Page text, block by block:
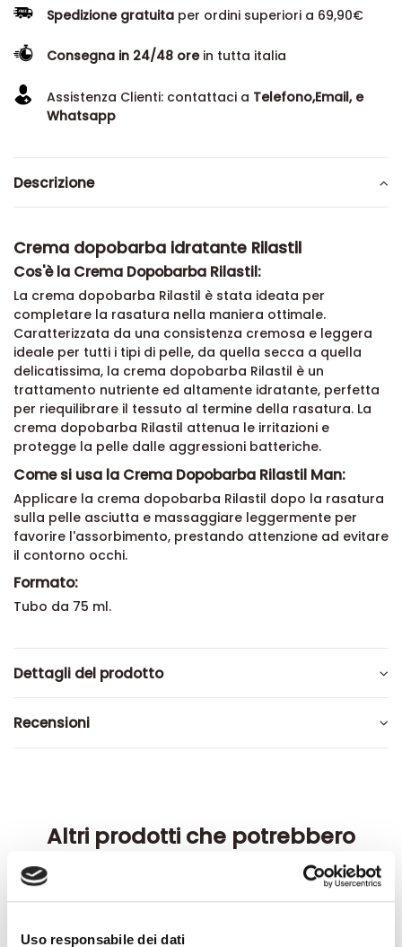
Uso responsabile dei dati
Spedizione gratuita per ordini superiori a 69,90€
Consegna in 24/48 orein tutta italia
Assistenza Clienti: contattaci a Telefono,Email, e
Whatsapp
Descrizione
Crema dopobarba idratante Rilastil
Cos'è la Crema Dopobarba Rilastil:
La crema dopobarba Rilastil è stata ideata per
completare la rasatura nella maniera ottimale.
Caratterizzata da una consistenza cremosa e leggera
ideale per tutti i tipi di pelle, da quella secca a quella
delicatissima, la crema dopobarba Rilastil è un
trattamento nutriente ed altamente idratante, perfetta
per riequilibrare il tessuto al termine della rasatura. La
crema dopobarba Rilastil attenua le irritazioni e
protegge la pelle dalle aggressioni batteriche.
Come si usa la Crema Dopobarba Rilastil Man:
Applicare la crema dopobarba Rilastil dopo la rasatura
sulla pelle asciutta e massaggiare leggermente per
favorire l'assorbimento, prestando attenzione ad evitare
il contorno occhi.
Formato:
Tubo da 75 ml.
Dettagli del prodotto
Recensioni
Altri prodotti che potrebbero
-42% -42%